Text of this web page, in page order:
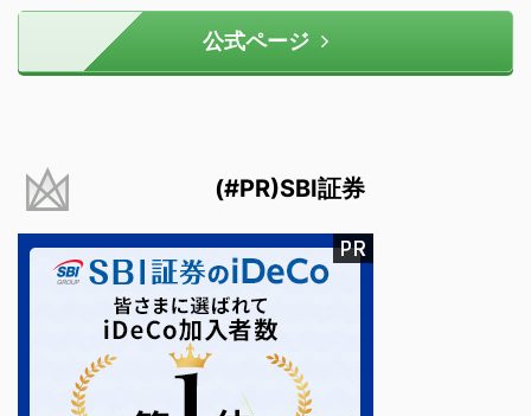
公式ページ
(#PR)SBI証券